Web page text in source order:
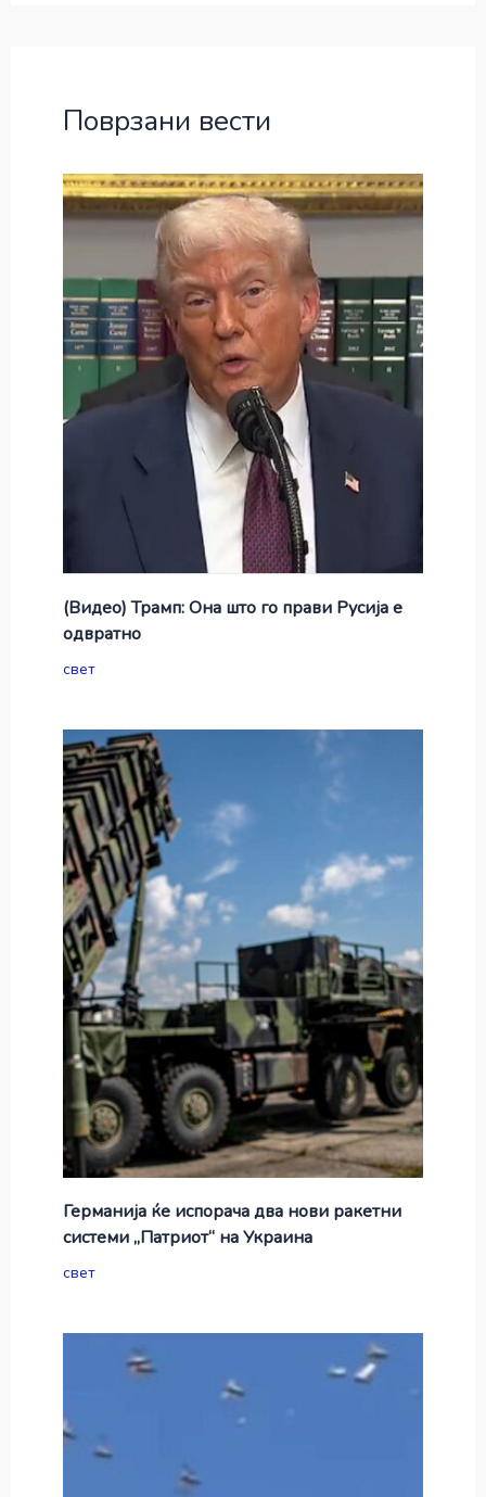
Поврзани вести
(Видео) Трамп: Она што го прави Русија е
одвратно
свет
Германија ќе испорача два нови ракетни
системи „Патриот“ на Украина
свет